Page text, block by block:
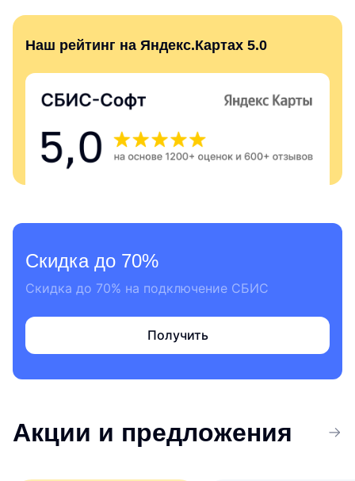
Наш рейтинг на Яндекс.Картах 5.0
Скидка до 70%
Скидка до 70% на подключение СБИС
Получить
Акции и предложения